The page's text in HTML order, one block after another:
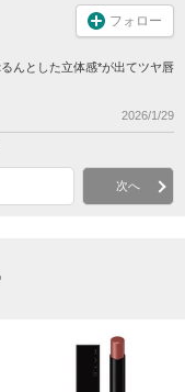
フォロー
んとした立体感*が出てツヤ唇
2026/1/29
次へ